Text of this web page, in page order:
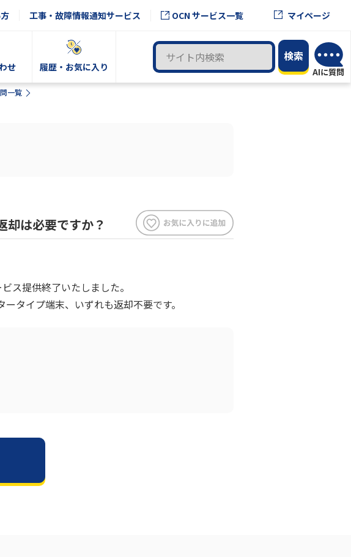
工事・故障情報通知サービス OCN サービス一覧 マイページ
せ 履歴・お気に入り
一覧
却は必要ですか？
ス提供終了いたしました。
タイプ端末、いずれも返却不要です。